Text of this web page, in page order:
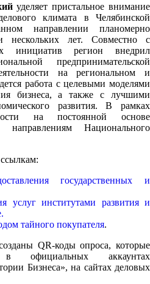
уделяет пристальное внимание
климата в Челябинской
направлении планомерно
нескольких лет. Совместно с
инициатив регион внедрил
предпринимательской
на региональном и
работа с целевыми моделями
бизнеса, а также с лучшими
развития. В рамках
на постоянной основе
Национального
государственных и
услуг институтами развития и
тайного покупателя.
QR-коды опроса, которые
аккаунтах
Бизнеса», на сайтах деловых